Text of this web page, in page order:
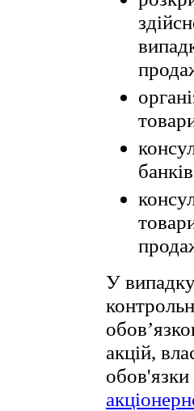
У
акцій,